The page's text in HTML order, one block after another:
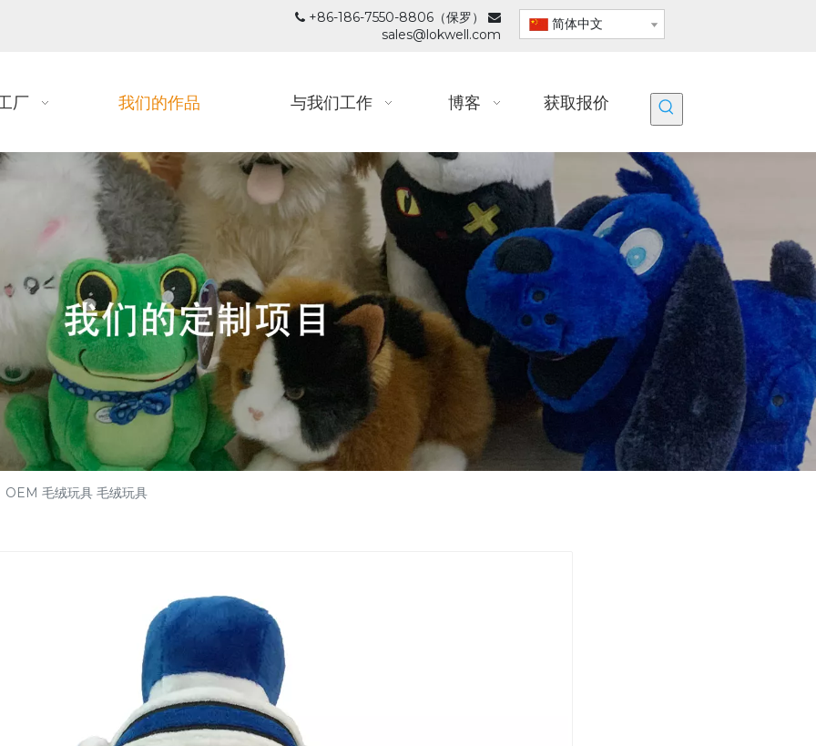
 +86-186-7550-8806（保罗） 
sales@lokwell.com
简体中文
厂 我们的作品 与我们工作 博客 获取报价
OEM 毛绒玩具 毛绒玩具